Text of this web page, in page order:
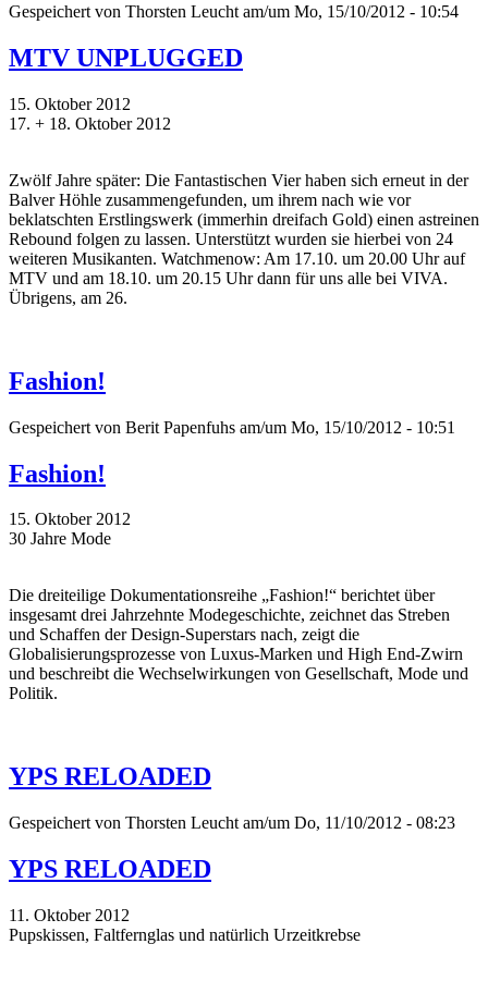
Gespeichert von Thorsten Leucht am/um Mo, 15/10/2012 - 10:54
MTV UNPLUGGED
15. Oktober 2012
17. + 18. Oktober 2012
Zwölf Jahre später: Die Fantastischen Vier haben sich erneut in der
Balver Höhle zusammengefunden, um ihrem nach wie vor
beklatschten Erstlingswerk (immerhin dreifach Gold) einen astreinen
Rebound folgen zu lassen. Unterstützt wurden sie hierbei von 24
weiteren Musikanten. Watchmenow: Am 17.10. um 20.00 Uhr auf
MTV und am 18.10. um 20.15 Uhr dann für uns alle bei VIVA.
Übrigens, am 26.
Fashion!
Gespeichert von Berit Papenfuhs am/um Mo, 15/10/2012 - 10:51
Fashion!
15. Oktober 2012
30 Jahre Mode
Die dreiteilige Dokumentationsreihe „Fashion!“ berichtet über
insgesamt drei Jahrzehnte Modegeschichte, zeichnet das Streben
und Schaffen der Design-Superstars nach, zeigt die
Globalisierungsprozesse von Luxus-Marken und High End-Zwirn
und beschreibt die Wechselwirkungen von Gesellschaft, Mode und
Politik.
YPS RELOADED
Gespeichert von Thorsten Leucht am/um Do, 11/10/2012 - 08:23
YPS RELOADED
11. Oktober 2012
Pupskissen, Faltfernglas und natürlich Urzeitkrebse